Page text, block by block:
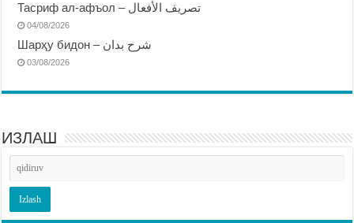
Тасриф ал-афъол – تصريف الأفعال
04/08/2026
Шарҳу бидон – شرح بدان
03/08/2026
ИЗЛАШ